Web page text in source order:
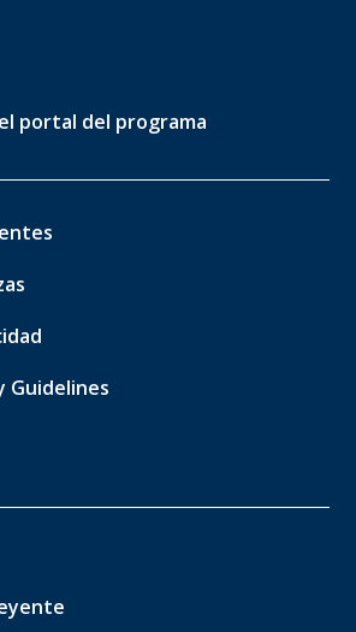
portal del programa
Guidelines